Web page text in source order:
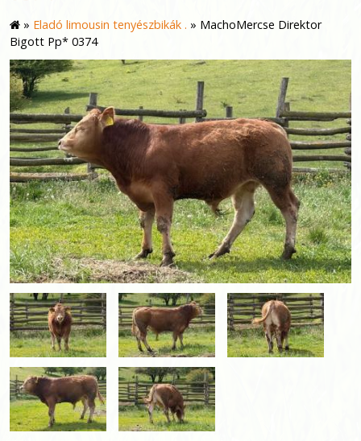
» Eladó limousin tenyészbikák . » MachoMercse Direktor
Bigott Pp* 0374